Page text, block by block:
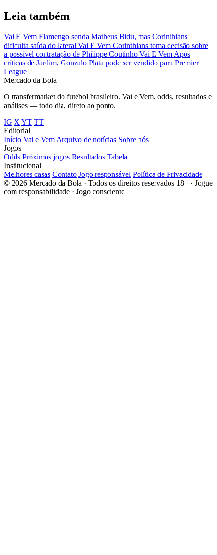
Leia também
Vai E Vem Flamengo sonda Matheus Bidu, mas Corinthians
dificulta saída do lateral Vai E Vem Corinthians toma decisão sobre
a possível contratação de Philippe Coutinho Vai E Vem Após
críticas de Jardim, Gonzalo Plata pode ser vendido para Premier
League
Mercado da Bola
O transfermarket do futebol brasileiro. Vai e Vem, odds, resultados e
análises — todo dia, direto ao ponto.
IG X YT TT
Editorial
Início Vai e Vem Arquivo de notícias Sobre nós
Jogos
Odds Próximos jogos Resultados Tabela
Institucional
Melhores casas Contato Jogo responsável Política de Privacidade
© 2026 Mercado da Bola · Todos os direitos reservados 18+ · Jogue
com responsabilidade · Jogo consciente